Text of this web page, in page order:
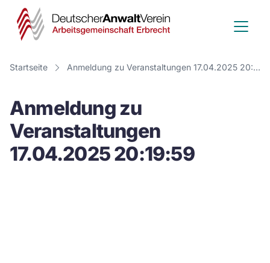
Deutscher
Anwalt
Verein
Startseite Anmeldung zu Veranstaltungen 17.04.2025 20:19:59
Anmeldung zu
Veranstaltungen
17.04.2025 20:19:59